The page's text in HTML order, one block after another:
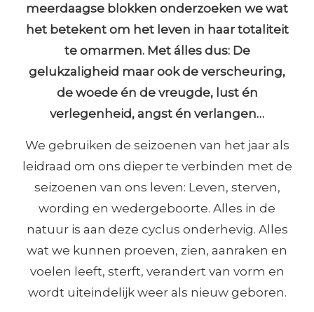
meerdaagse blokken onderzoeken we wat
het betekent om het leven in haar totaliteit
te omarmen. Met álles dus: De
gelukzaligheid maar ook de verscheuring,
de woede én de vreugde, lust én
verlegenheid, angst én verlangen…
We gebruiken de seizoenen van het jaar als
leidraad om ons dieper te verbinden met de
seizoenen van ons leven: Leven, sterven,
wording en wedergeboorte. Alles in de
natuur is aan deze cyclus onderhevig. Alles
wat we kunnen proeven, zien, aanraken en
voelen leeft, sterft, verandert van vorm en
wordt uiteindelijk weer als nieuw geboren.